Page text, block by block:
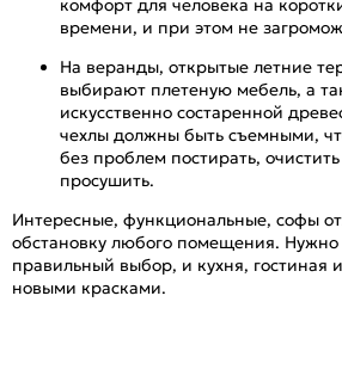
комфорт для человека на
времени, и при этом не
На веранды, открытые летние
выбирают плетеную мебель, а
искусственно состаренной
чехлы должны быть съемными,
без проблем постирать,
просушить.
Интересные, функциональные, софы
обстановку любого помещения. Нужно
правильный выбор, и кухня, гостиная
новыми красками.